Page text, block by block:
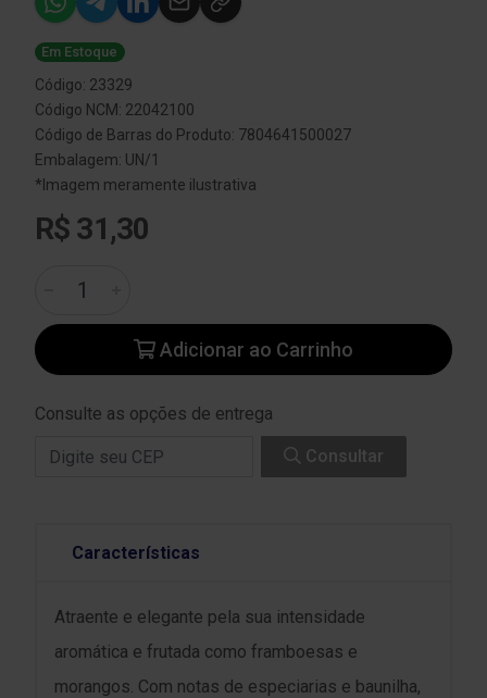
Em Estoque
Código: 23329
Código NCM: 22042100
Código de Barras do Produto: 7804641500027
Embalagem: UN/1
*Imagem meramente ilustrativa
R$ 31,30
Adicionar ao Carrinho
Consulte as opções de entrega
Consultar
Características
Atraente e elegante pela sua intensidade
aromática e frutada como framboesas e
morangos. Com notas de especiarias e baunilha,